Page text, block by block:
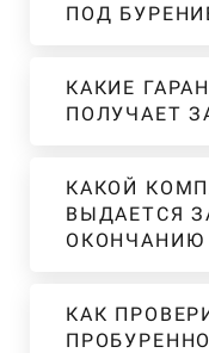
ПОД
КАКИЕ
ПОЛУЧАЕТ
КАКОЙ
ВЫДАЕТСЯ
ОКОНЧАНИЮ
КАК